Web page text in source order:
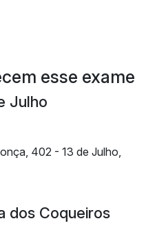
esse exame
Julho
402 - 13 de Julho,
dos Coqueiros